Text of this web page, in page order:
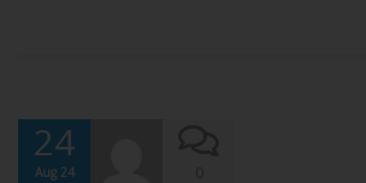
24
Aug 24